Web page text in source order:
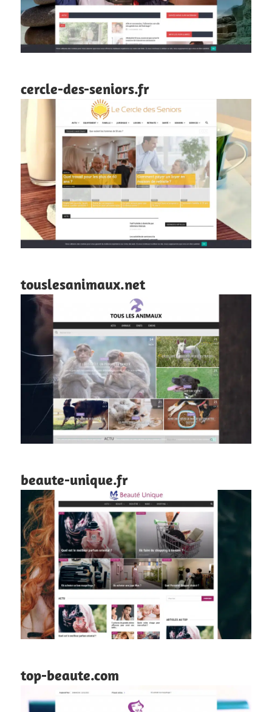
cercle-des-seniors.fr
touslesanimaux.net
beaute-unique.fr
top-beaute.com